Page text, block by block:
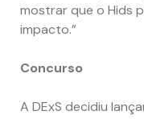
mostrar que o Hids
impacto.”
Concurso
A DExS decidiu